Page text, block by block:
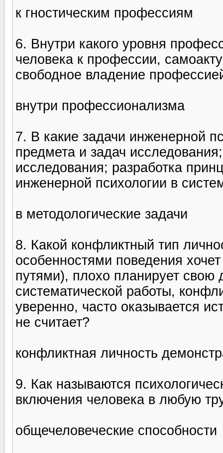
к гностическим профессиям
6. Внутри какого уровня
человека к профессии,
свободное владение
внутри профессионализма
7. В какие задачи инженерной
предмета и задач
исследования; разработка
инженерной психологии в
в методологические задачи
8. Какой конфликтный тип
особенностями поведения
путями), плохо планирует свою
систематической работы,
уверенно, часто оказывается
не считает?
конфликтная личность
9. Как называются
включения человека в любую
общечеловеческие способности